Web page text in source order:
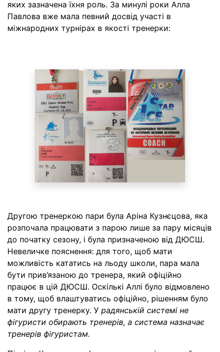
яких зазначена їхня роль. За минулі роки Алла
Павлова вже мала певний досвід участі в
міжнародних турнірах в якості тренерки:
Другою тренеркою пари була Аріна Кузнєцова, яка
розпочала працювати з парою лише за пару місяців
до початку сезону, і була призначеною від ДЮСШ.
Невеличке пояснення: для того, щоб мати
можливість кататись на льоду школи, пара мала
бути прив’язаною до тренера, який офіційно
працює в цій ДЮСШ. Оскількі Аллі було відмовлено
в тому, щоб влаштуватись офіційно, рішенням було
мати другу тренерку. У радянській системі не
фігуристи обирають тренерів, а система назначає
тренерів фігуристам.